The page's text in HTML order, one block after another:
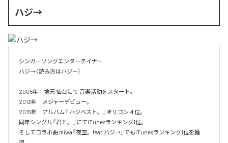
ハジ→
シンガーソングエンターテイナー
ハジ→（読み方はハジー）
2005年　地元 仙台にて 音楽活動をスタート。
2013年　メジャーデビュー。
2015年　アルバム『 ハジベスト。』オリコン４位。
同年シングル『君と。』にてiTunesランキング1位。
そしてコラボ曲 miwa『夜空。feat.ハジ→』でもiTunesランキング1位を獲